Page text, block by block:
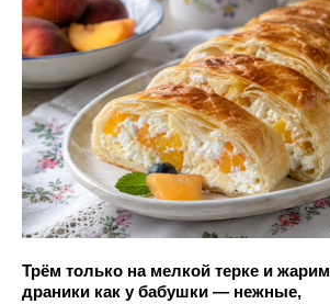
Трём только на мелкой терке и
драники как у бабушки — нежные,